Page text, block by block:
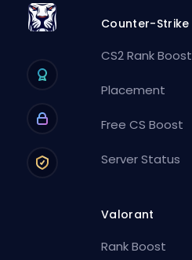
Counter-Strike
CS2 Rank Boost
Placement
Free CS Boost
Server Status
Valorant
Rank Boost